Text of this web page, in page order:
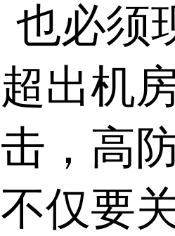
也必须
出机
，高
仅要